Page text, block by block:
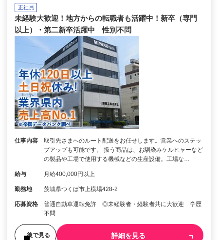
正社員
未経験大歓迎！地方からの転職者も活躍中！新卒（専門
以上）・第二新卒活躍中 性別不問
仕事内容
取引先さまへのルート配送をお任せします。営業へのステッ
プアップも可能です。 扱う商品は、お馴染みケルヒャーなど
の製品や工場で使用する機械などの生産設備。工場な…
給与 月給400,000円以上
勤務地 茨城県つくば市上横場428-2
応募資格
普通自動車運転免許 ◎未経験者・経験者共に大歓迎 学歴
不問
後で見る 詳細を見る